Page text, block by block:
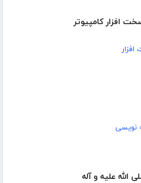
افزار کامپیوتر
نویسی
الله علیه و آله